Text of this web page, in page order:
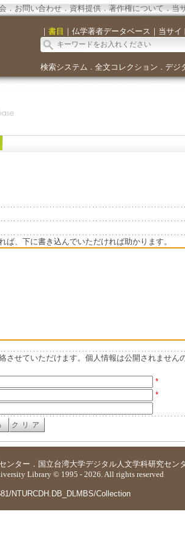
． お問い合わせ． 資料提供．著作権について．当
｜ 書目 ｜ 仏学著者データベース ｜ 当サイ
検索システム ． 全文コレクション ． デジ
、下に書き込んでいただければ助かります。
させていただけます。個人情報は公開されません
*
*
ンター ． 国立台湾大学デジタル人文学科研究セン
Library © 1995 - 2026. All rights reserved
NTURCDH.DB_DLMBS/Collection